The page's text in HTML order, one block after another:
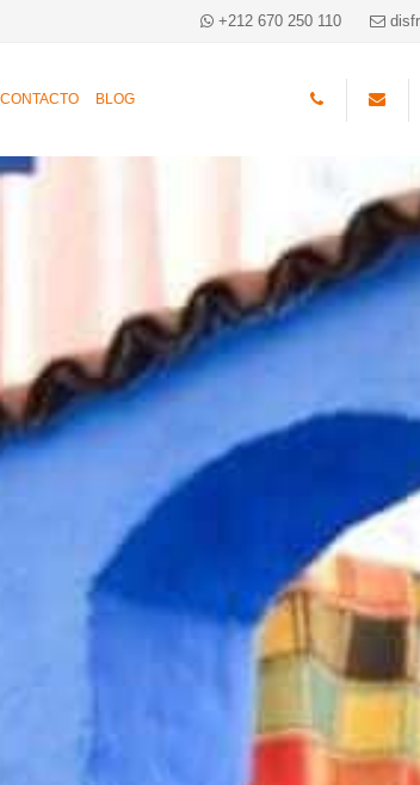
+212 670 250 110
CONTACTO BLOG